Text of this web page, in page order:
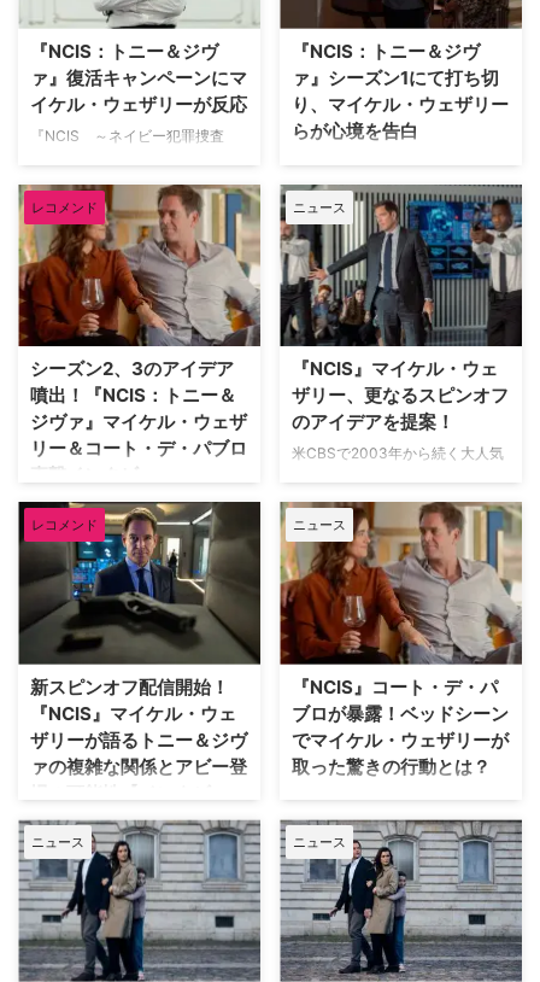
ルチャーには数多くの名カップル
うに始まるのかは一様ではない。
最初から結ばれることが想定され
ている場合もあれば、キャラクタ
ー同士の相性や俳優の化学反応に
るジヴァ・ダヴィードと …
が、ついにフランス・パリに上陸
会の地 現地時間1月19日（月）、
『NCIS』ファンアカウントによ
って企画されたクラウドファンデ
ィング型のプロモーションとし
Ziva」とQRコードを掲げた移動
式デジタルビルボード …
『NCIS：トニー＆ジヴ
ァ』復活キャンペーンにマ
イケル・ウェザリーが反応
『NCIS ～ネイビー犯罪捜査
ンソニー・“トニー”・ディノッゾ
とジヴァ・ダヴィードのその後を
描いた『NCIS：トニー＆ジヴ
ァ』は残念ながらシーズン1をも
って打ち切られたが、復活を願う
ファンたちが動き出した。さら
に、その動きにトニー役のマイケ
米Deadlineが伝えた。 タイムズ
スクエアに広告＆サイト立ち上げ
トニーとジヴァが本家『NCIS』
を去ってから約10年ぶりに戻っ
てきたスピンオフ『NCIS：トニ
ー＆ジヴァ』は、制作発表当初か
ら大きな注目を集 …
『NCIS：トニー＆ジヴ
ァ』シーズン1にて打ち切
り、マイケル・ウェザリー
らが心境を告白
『NCIS』シリーズ屈指の人気カ
ップル、トニーとジヴァのその後
が描かれる『NCIS：トニー＆ジ
ヴァ』が、配信済みのシーズン1
をもって打ち切りとなったことが
わかった。米Varietyなど複数の
メディアが報じている。
『NCIS：トニー＆ジヴァ』シー
ズン2の製作には進まず… 本作
は、本家『NCIS ～ネイビー犯罪
捜査班』を去ってから約10年の
時を経て、マイケル・ウェザリー
とコート・デ・パブロが再びアイ
会を果たしたファン待望の野心
作。長年愛されてきた二人の「そ
の後」を描く物語として …
レコメンド
シーズン2、3のアイデア
噴出！『NCIS：トニー＆
ジヴァ』マイケル・ウェザ
リー＆コート・デ・パブロ
直撃インタビュー
2003年から続く長寿ドラマ
『NCIS～ネイビー犯罪捜査班』
で誕生した人気カップル、アンソ
ニー・“トニー”・ディノッゾとジ
ヴァ・ダヴィード。およそ10年
にわたり名コンビぶりを見せた二
人は最終的に旅立ったが、彼らを
主人公にした最新スピンオフ
『NCIS：トニー＆ジヴァ』とい
う最高の形で戻ってきた！ 元
NCIS捜査官のトニーとジヴァは
パリでともに娘を育てていたが、
トニーの経営する警備会社が襲撃
されたことをきっかけにヨーロッ
パ中を逃亡する羽目になり…。
『NCIS』シリーズは一話完結型
だが、本作は全10話の連続もの
…
ニュース
『NCIS』マイケル・ウェ
ザリー、更なるスピンオフ
のアイデアを提案！
米CBSで2003年から続く大人気
ー犯罪捜査班』。その人気キャラ
クター、アンソニー・”トニー”・
ディノッゾとジヴァ・ダヴィード
のその後を描くスピンオフ
『NCIS：トニー＆ジヴァ』が、9
月にParamount+にて配信スター
トした。トニー役として復帰を果
たしたマイケル・ウェザリーは、
この新作を引っ提げ、さらにユニ
ークなスピンオフのアイディアを
提案してファンを喜ばせている。
20年超の歴史を持つ『NCIS』フ
歴史を持つ『NCIS』は、本家を
筆頭 …
レコメンド
新スピンオフ配信開始！
『NCIS』マイケル・ウェ
ザリーが語るトニー＆ジヴ
ァの複雑な関係とアビー登
場の可能性【インタビュ
ー】
初のストリーミング向け
『NCIS』シリーズとして『NCIS:
トニー＆ジヴァ』の配信が日本で
も開始した。長年の想いが詰まっ
たこの作品は、まさに記念碑的な
出来事といえるだろう。Tiva（ト
ニュース
『NCIS』コート・デ・パ
ブロが暴露！ベッドシーン
でマイケル・ウェザリーが
取った驚きの行動とは？
人気長寿ドラマ『NCIS ～ネイビ
ー犯罪捜査班』の後日譚スピンオ
フ『NCIS：トニー＆ジヴァ』で
トニー役マイケル・ウェザリーと
再タッグを果たすジヴァ役コー
ト・デ・パブロが、本家シリーズ
のベッドシーンでマイケルから学
んだことを懐古している。 昼メ
ニュース ニュース